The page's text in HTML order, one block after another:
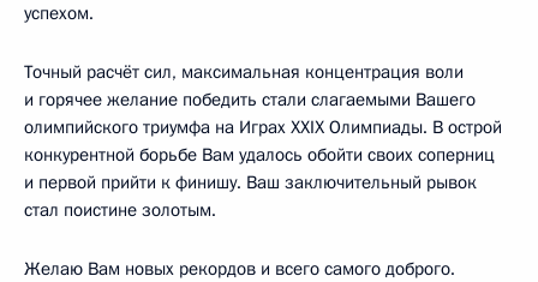
успехом.
Точный расчёт сил, максимальная концентрация воли
и горячее желание победить стали слагаемыми Вашего
олимпийского триумфа на Играх XXIX Олимпиады. В острой
конкурентной борьбе Вам удалось обойти своих соперниц
и первой прийти к финишу. Ваш заключительный рывок
стал поистине золотым.
Желаю Вам новых рекордов и всего самого доброго.